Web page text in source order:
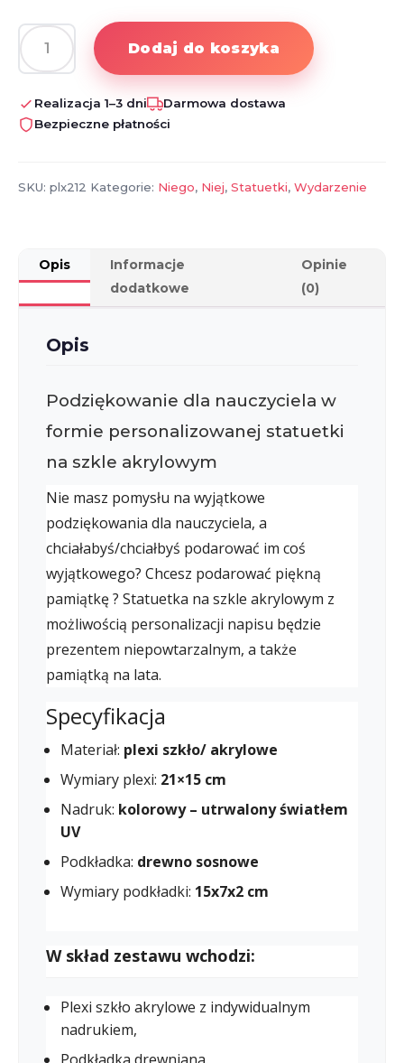
ilość
Statuetka
podziękowania
Dodaj do koszyka
Realizacja 1–3 dni
Darmowa dostawa
Bezpieczne płatności
SKU: plx212 Kategorie: Niego, Niej, Statuetki, Wydarzenie
Opis
Informacje
dodatkowe
Opinie
(0)
Opis
Podziękowanie dla nauczyciela w
formie personalizowanej statuetki
na szkle akrylowym
Nie masz pomysłu na wyjątkowe
podziękowania dla nauczyciela, a
chciałabyś/chciałbyś podarować im coś
wyjątkowego? Chcesz podarować piękną
pamiątkę ? Statuetka na szkle akrylowym z
możliwością personalizacji napisu będzie
prezentem niepowtarzalnym, a także
pamiątką na lata.
Specyfikacja
Materiał: plexi szkło/ akrylowe
Wymiary plexi: 21×15 cm
Nadruk: kolorowy – utrwalony światłem
UV
Podkładka: drewno sosnowe
Wymiary podkładki: 15x7x2 cm
W skład zestawu wchodzi:
Plexi szkło akrylowe z indywidualnym
nadrukiem,